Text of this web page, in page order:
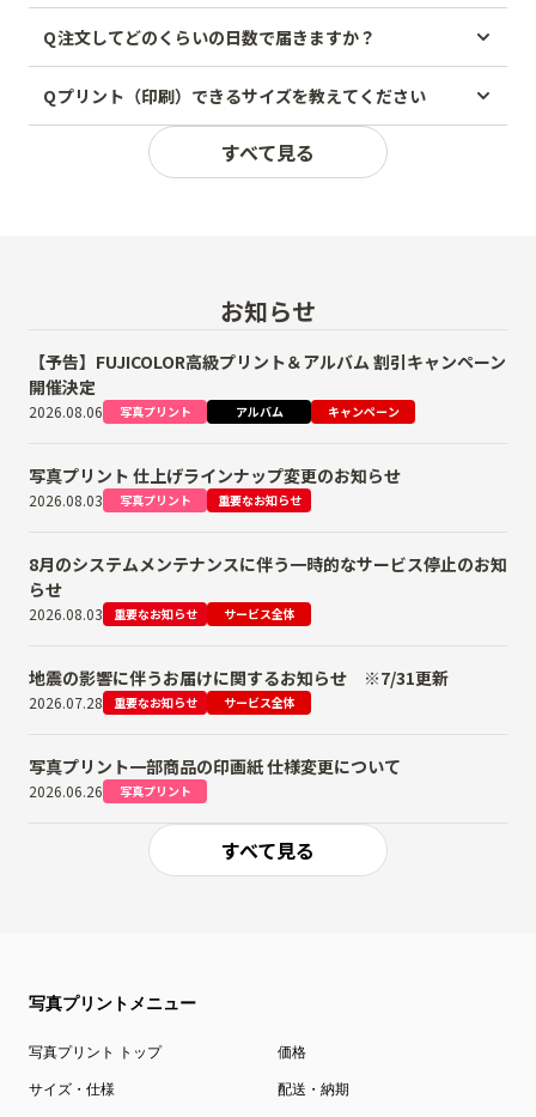
Q注文してどのくらいの日数で届きますか？
Qプリント（印刷）できるサイズを教えてください
すべて見る
お知らせ
【予告】FUJICOLOR高級プリント＆アルバム 割引キャンペーン
開催決定
2026.08.06 写真プリント アルバム キャンペーン
写真プリント 仕上げラインナップ変更のお知らせ
2026.08.03 写真プリント 重要なお知らせ
8月のシステムメンテナンスに伴う一時的なサービス停止のお知
らせ
2026.08.03 重要なお知らせ サービス全体
地震の影響に伴うお届けに関するお知らせ ※7/31更新
2026.07.28 重要なお知らせ サービス全体
写真プリント一部商品の印画紙 仕様変更について
2026.06.26 写真プリント
すべて見る
写真プリントメニュー
写真プリント トップ 価格
サイズ・仕様 配送・納期